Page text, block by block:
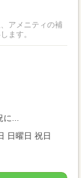
アメニティの補
ます。
...
日曜日 祝日